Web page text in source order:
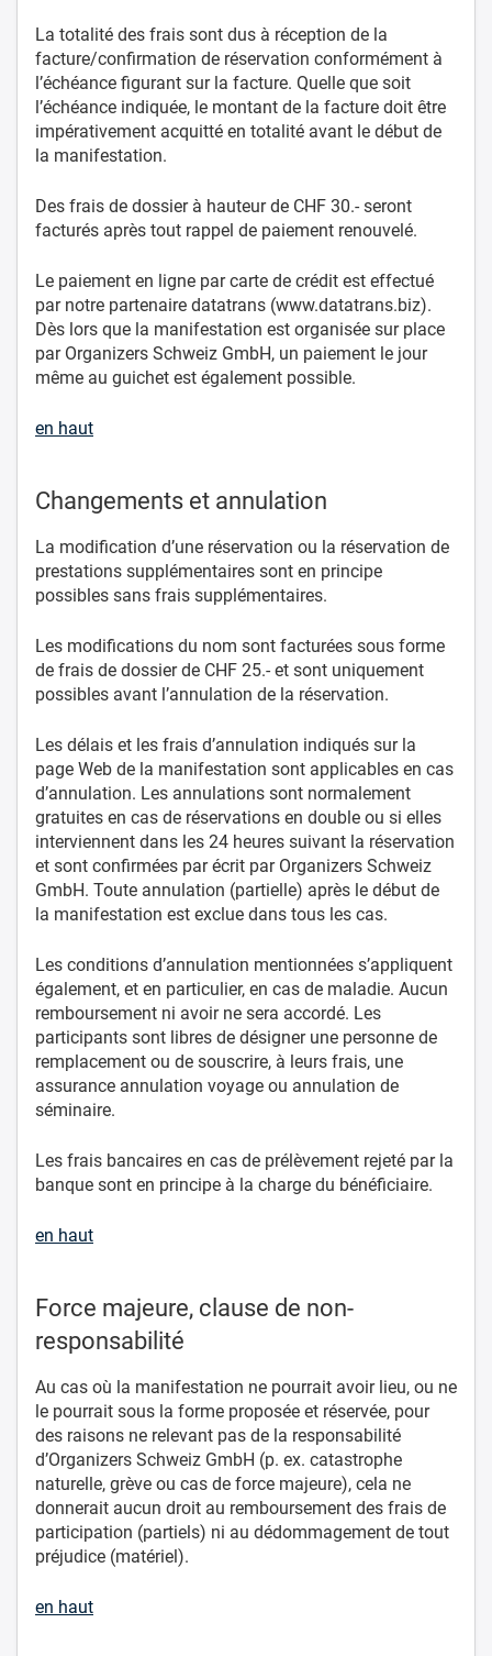
La totalité des frais sont dus à réception de la
facture/confirmation de réservation conformément à
l’échéance figurant sur la facture. Quelle que soit
l’échéance indiquée, le montant de la facture doit être
impérativement acquitté en totalité avant le début de
la manifestation.
Des frais de dossier à hauteur de CHF 30.- seront
facturés après tout rappel de paiement renouvelé.
Le paiement en ligne par carte de crédit est effectué
par notre partenaire datatrans (www.datatrans.biz).
Dès lors que la manifestation est organisée sur place
par Organizers Schweiz GmbH, un paiement le jour
même au guichet est également possible.
en haut
Changements et annulation
La modification d’une réservation ou la réservation de
prestations supplémentaires sont en principe
possibles sans frais supplémentaires.
Les modifications du nom sont facturées sous forme
de frais de dossier de CHF 25.- et sont uniquement
possibles avant l’annulation de la réservation.
Les délais et les frais d’annulation indiqués sur la
page Web de la manifestation sont applicables en cas
d’annulation. Les annulations sont normalement
gratuites en cas de réservations en double ou si elles
interviennent dans les 24 heures suivant la réservation
et sont confirmées par écrit par Organizers Schweiz
GmbH. Toute annulation (partielle) après le début de
la manifestation est exclue dans tous les cas.
Les conditions d’annulation mentionnées s’appliquent
également, et en particulier, en cas de maladie. Aucun
remboursement ni avoir ne sera accordé. Les
participants sont libres de désigner une personne de
remplacement ou de souscrire, à leurs frais, une
assurance annulation voyage ou annulation de
séminaire.
Les frais bancaires en cas de prélèvement rejeté par la
banque sont en principe à la charge du bénéficiaire.
en haut
Force majeure, clause de non-
responsabilité
Au cas où la manifestation ne pourrait avoir lieu, ou ne
le pourrait sous la forme proposée et réservée, pour
des raisons ne relevant pas de la responsabilité
d’Organizers Schweiz GmbH (p. ex. catastrophe
naturelle, grève ou cas de force majeure), cela ne
donnerait aucun droit au remboursement des frais de
participation (partiels) ni au dédommagement de tout
préjudice (matériel).
en haut